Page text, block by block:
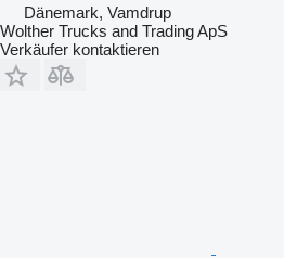
Dänemark, Vamdrup
Wolther Trucks and Trading ApS
Verkäufer kontaktieren